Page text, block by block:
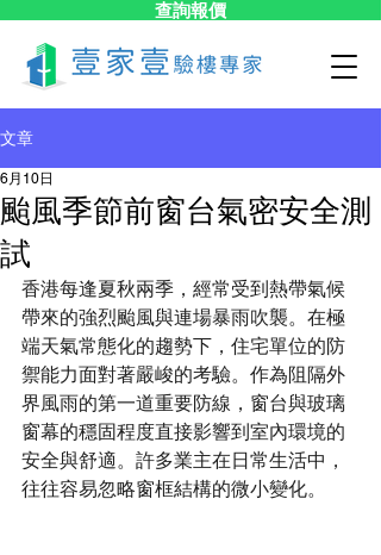
查詢報價
文章
颱風季節前窗台氣密安全測
試
6月10日
香港每逢夏秋兩季，經常受到熱帶氣候
帶來的強烈颱風與連場暴雨吹襲。在極
端天氣常態化的趨勢下，住宅單位的防
禦能力面對著嚴峻的考驗。作為阻隔外
界風雨的第一道重要防線，窗台與玻璃
窗幕的穩固程度直接影響到室內環境的
安全與舒適。許多業主在日常生活中，
往往容易忽略窗框結構的微小變化。